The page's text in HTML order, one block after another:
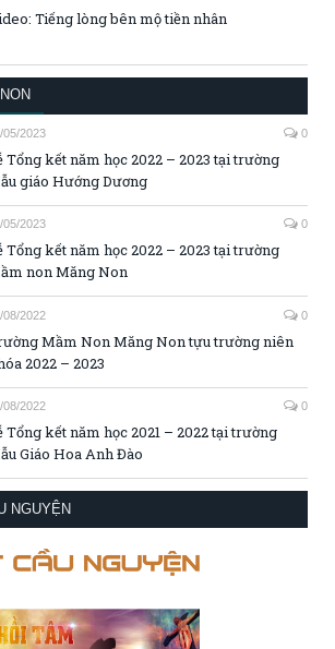
Tiếng lòng bên mộ tiền nhân
05/2023 0
Tổng kết năm học 2022 – 2023 tại trường
giáo Hướng Dương
05/2023 0
Tổng kết năm học 2022 – 2023 tại trường
non Măng Non
08/2022 0
Mầm Non Măng Non tựu trường niên
2022 – 2023
08/2022 0
Tổng kết năm học 2021 – 2022 tại trường
Giáo Hoa Anh Đào
NGUYỆN